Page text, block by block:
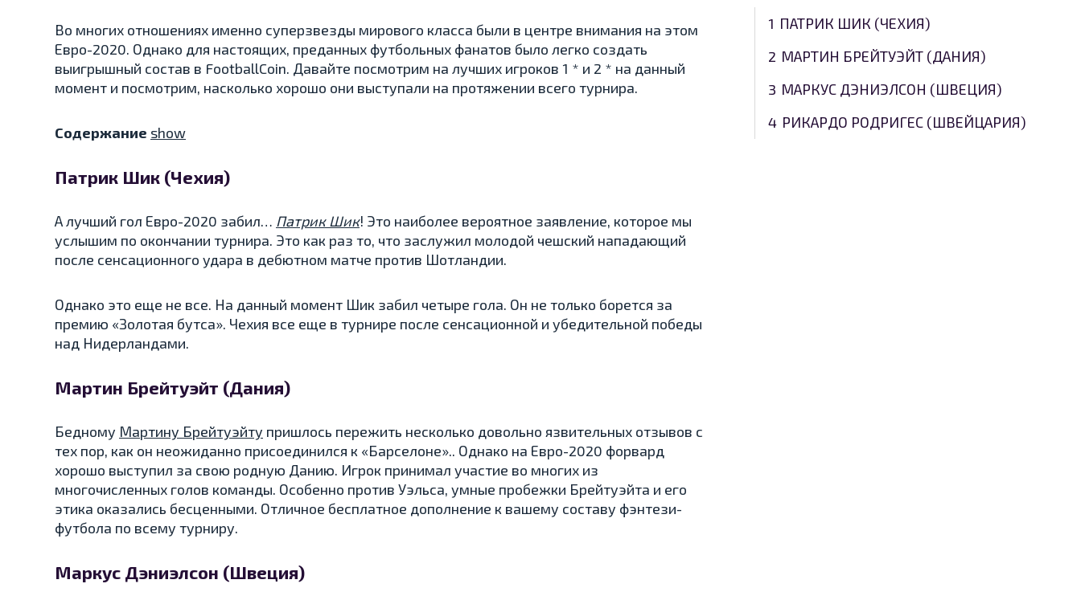
Во многих отношениях именно суперзвезды мирового класса были в центре внимания на этом
Евро-2020. Однако для настоящих, преданных футбольных фанатов было легко создать
выигрышный состав в FootballCoin. Давайте посмотрим на лучших игроков 1 * и 2 * на данный
момент и посмотрим, насколько хорошо они выступали на протяжении всего турнира.
Содержание show
Патрик Шик (Чехия)
А лучший гол Евро-2020 забил… Патрик Шик! Это наиболее вероятное заявление, которое мы
услышим по окончании турнира. Это как раз то, что заслужил молодой чешский нападающий
после сенсационного удара в дебютном матче против Шотландии.
Однако это еще не все. На данный момент Шик забил четыре гола. Он не только борется за
премию «Золотая бутса». Чехия все еще в турнире после сенсационной и убедительной победы
над Нидерландами.
Мартин Брейтуэйт (Дания)
Бедному Мартину Брейтуэйту пришлось пережить несколько довольно язвительных отзывов с
тех пор, как он неожиданно присоединился к «Барселоне».. Однако на Евро-2020 форвард
хорошо выступил за свою родную Данию. Игрок принимал участие во многих из
многочисленных голов команды. Особенно против Уэльса, умные пробежки Брейтуэйта и его
этика оказались бесценными. Отличное бесплатное дополнение к вашему составу фэнтези-
футбола по всему турниру.
Маркус Дэниэлсон (Швеция)
1 ПАТРИК ШИК (ЧЕХИЯ)
2 МАРТИН БРЕЙТУЭЙТ (ДАНИЯ)
3 МАРКУС ДЭНИЭЛСОН (ШВЕЦИЯ)
4 РИКАРДО РОДРИГЕС (ШВЕЙЦАРИЯ)